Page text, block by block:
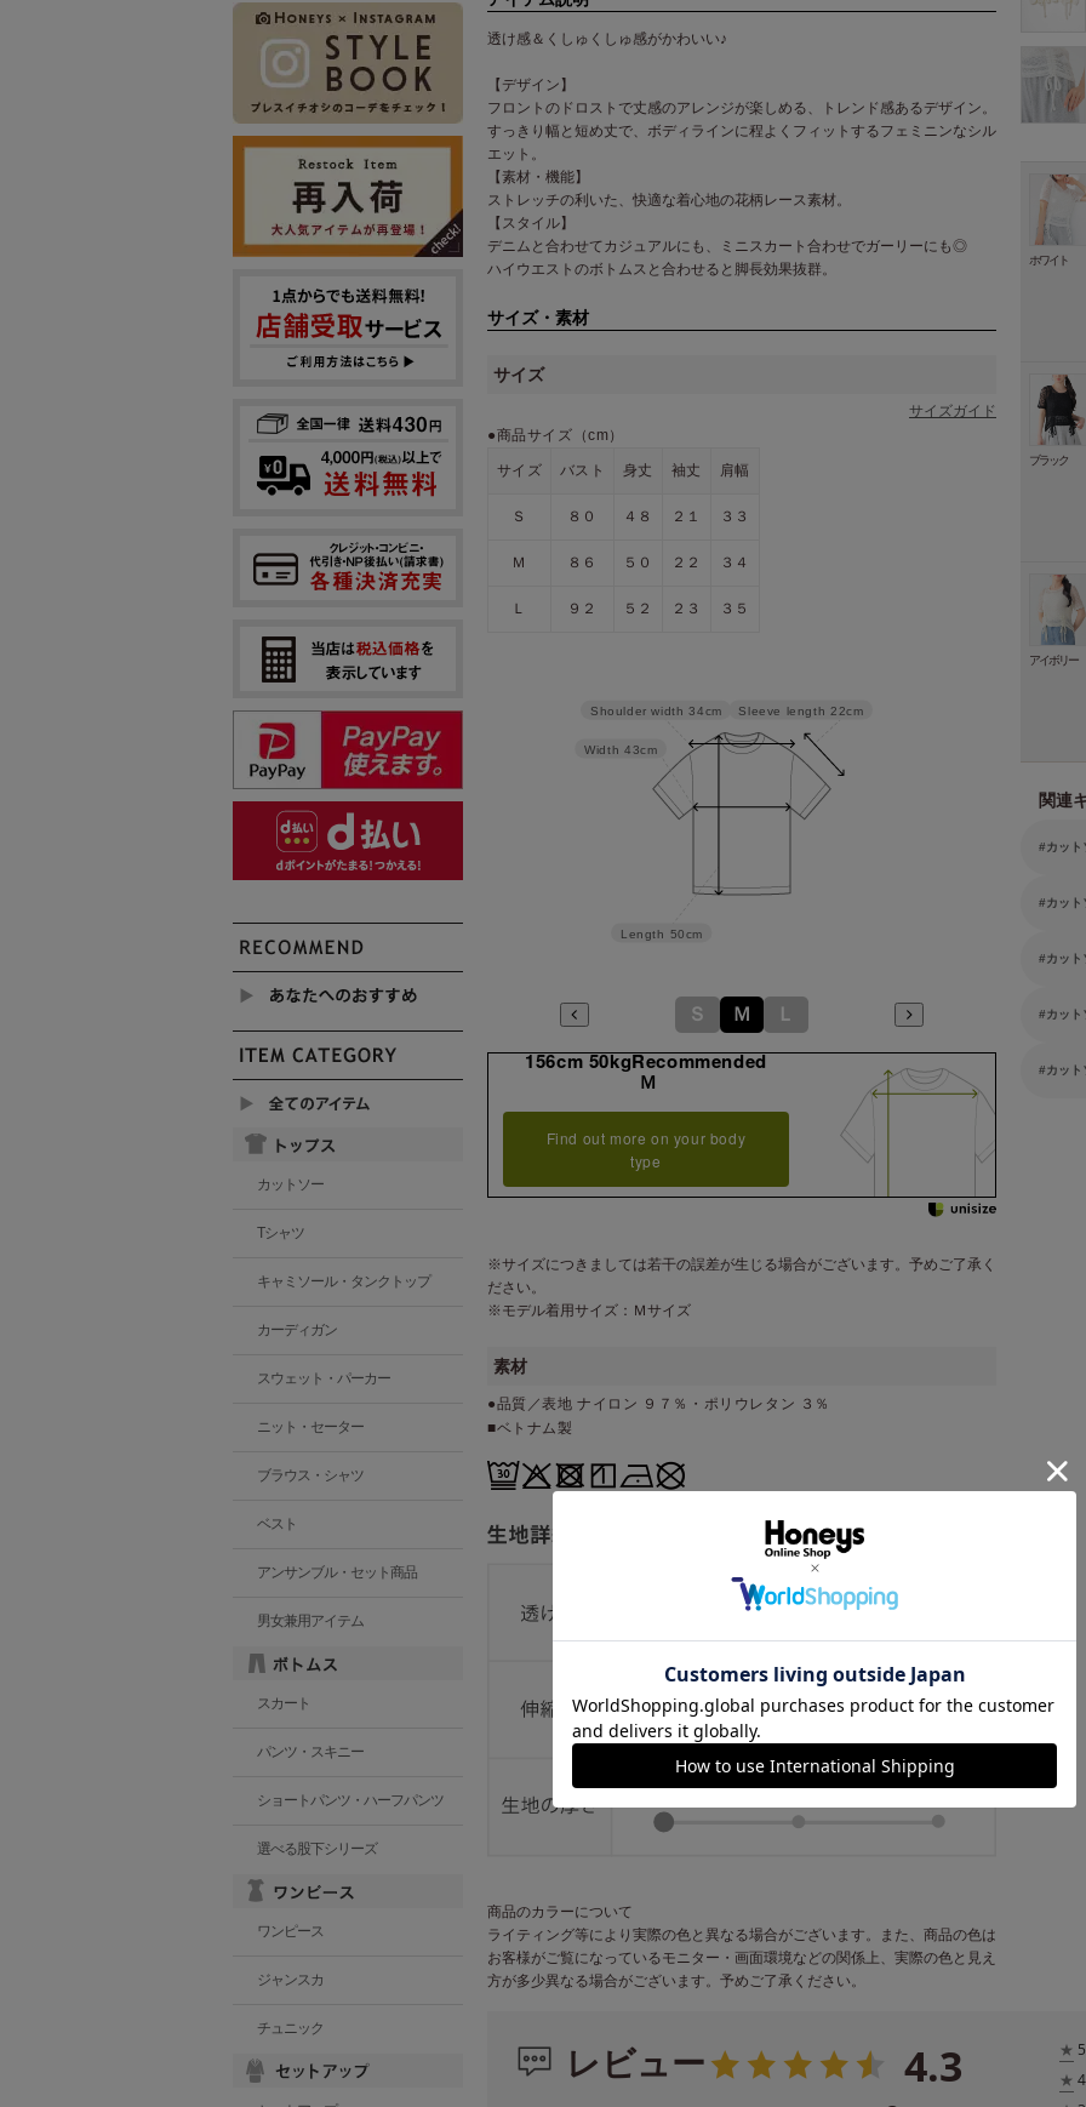
透け感＆くしゅくしゅ感がかわいい♪
【デザイン】
フロントのドロストで丈感のアレンジが楽しめる、トレンド感あるデザイン。
すっきり幅と短め丈で、ボディラインに程よくフィットするフェミニンなシル
エット。
【素材・機能】
ストレッチの利いた、快適な着心地の花柄レース素材。
【スタイル】
デニムと合わせてカジュアルにも、ミニスカート合わせでガーリーにも◎
ハイウエストのボトムスと合わせると脚長効果抜群。
サイズ・素材
サイズ
サイズガイド
●商品サイズ（cm）
サイズ バスト 身丈 袖丈 肩幅
Ｓ ８０ ４８ ２１ ３３
Ｍ ８６ ５０ ２２ ３４
Ｌ ９２ ５２ ２３ ３５
Sleeve length 22cm
Length 50cm
Width 43cm
Shoulder width 34cm
Ｓ Ｍ Ｌ
156cm 50kgRecommended
Ｍ
Find out more on your body
type
※サイズにつきましては若干の誤差が生じる場合がございます。予めご了承く
ださい。
※モデル着用サイズ：Ｍサイズ
素材
●品質／表地 ナイロン ９７％・ポリウレタン ３％
■ベトナム製
商品のカラーについて
ライティング等により実際の色と異なる場合がございます。また、商品の色は
お客様がご覧になっているモニター・画面環境などの関係上、実際の色と見え
方が多少異なる場合がございます。予めご了承ください。
ホワイト
ブラック
アイボリー
関連
カット
カット
カット
カット
カット
レビュー 4.3 ★ 5
★ 4
カットソー
Tシャツ
キャミソール・タンクトップ
カーディガン
スウェット・パーカー
ニット・セーター
ブラウス・シャツ
ベスト
アンサンブル・セット商品
男女兼用アイテム
スカート
パンツ・スキニー
ショートパンツ・ハーフパンツ
選べる股下シリーズ
ワンピース
ジャンスカ
チュニック